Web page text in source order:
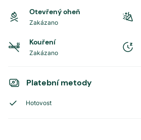
Otevřený oheň
Zakázano
Kouření
Zakázano
Platební metody
Hotovost